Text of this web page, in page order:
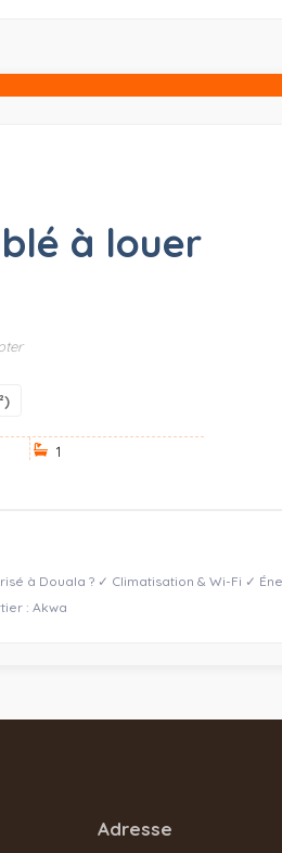
à louer
1
à Douala ? ✓ Climatisation & Wi-Fi ✓
: Akwa
Adresse